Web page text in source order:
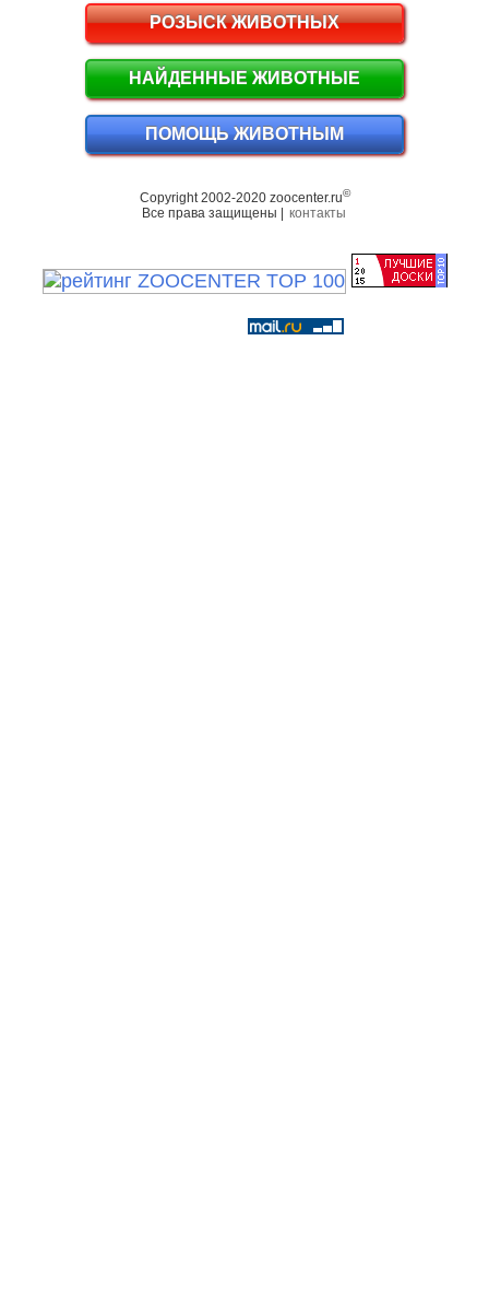
РОЗЫСК ЖИВОТНЫХ
НАЙДЕННЫЕ ЖИВОТНЫЕ
ПОМОЩЬ ЖИВОТНЫМ
Copyright 2002-2020 zoocenter.ru©
Все права защищены | контакты